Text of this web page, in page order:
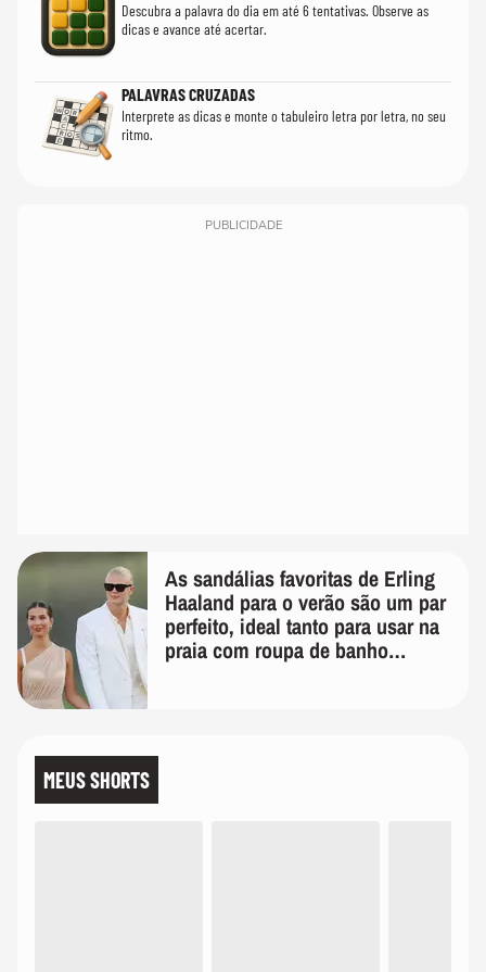
Descubra a palavra do dia em até 6 tentativas. Observe as
dicas e avance até acertar.
PALAVRAS CRUZADAS
Interprete as dicas e monte o tabuleiro letra por letra, no seu
ritmo.
PUBLICIDADE
As sandálias favoritas de Erling
Haaland para o verão são um par
perfeito, ideal tanto para usar na
praia com roupa de banho
MEUS SHORTS